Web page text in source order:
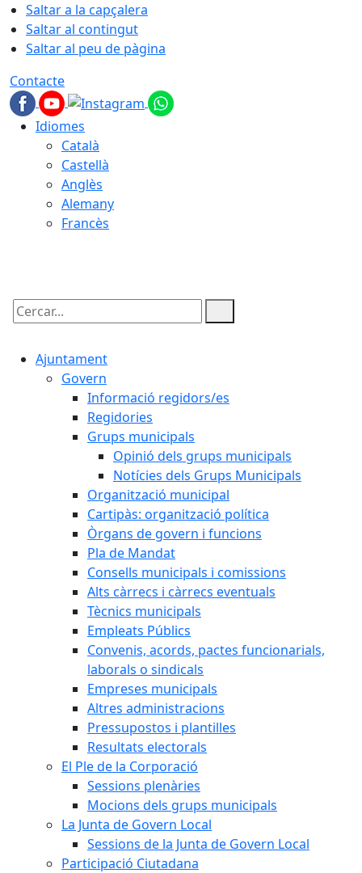
Saltar a la capçalera
Saltar al contingut
Saltar al peu de pàgina
Contacte
Idiomes
Català
Castellà
Anglès
Alemany
Francès
Cercar:
Ajuntament
Govern
Informació regidors/es
Regidories
Grups municipals
Opinió dels grups municipals
Notícies dels Grups Municipals
Organització municipal
Cartipàs: organització política
Òrgans de govern i funcions
Pla de Mandat
Consells municipals i comissions
Alts càrrecs i càrrecs eventuals
Tècnics municipals
Empleats Públics
Convenis, acords, pactes funcionarials,
laborals o sindicals
Empreses municipals
Altres administracions
Pressupostos i plantilles
Resultats electorals
El Ple de la Corporació
Sessions plenàries
Mocions dels grups municipals
La Junta de Govern Local
Sessions de la Junta de Govern Local
Participació Ciutadana